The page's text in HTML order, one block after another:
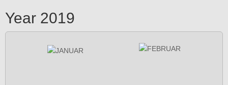
Year 2019